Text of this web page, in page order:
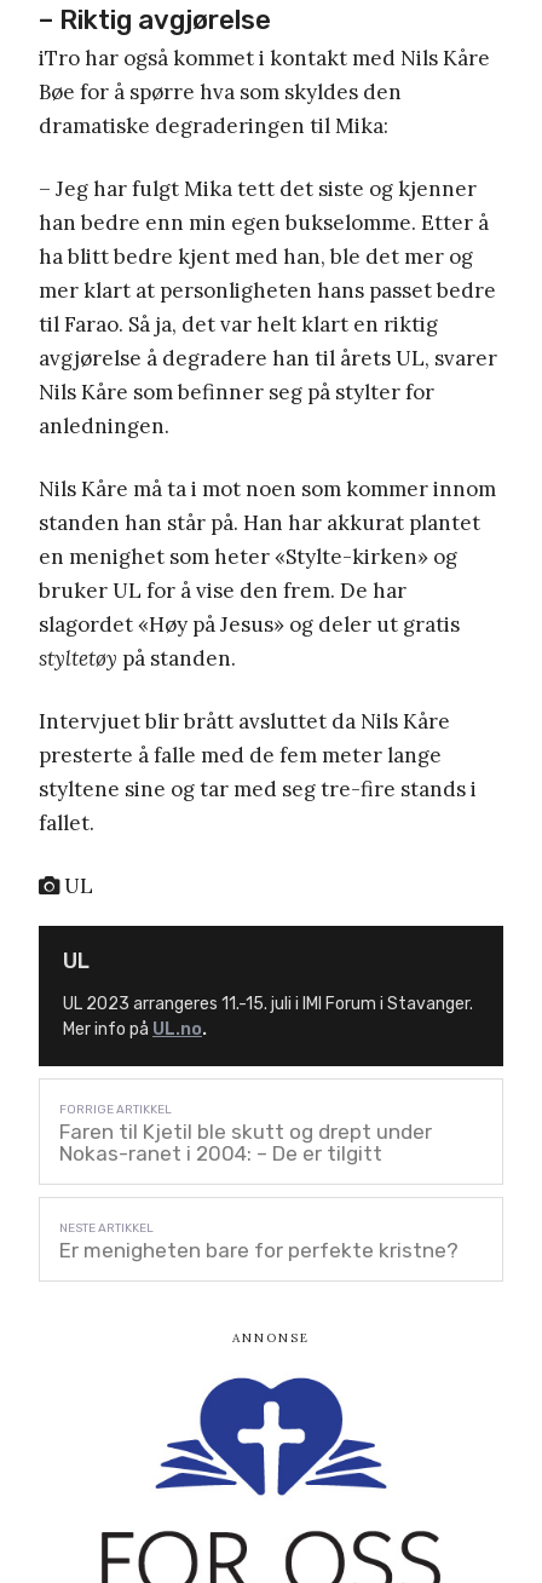
– Riktig avgjørelse
iTro har også kommet i kontakt med Nils Kåre
Bøe for å spørre hva som skyldes den
dramatiske degraderingen til Mika:
– Jeg har fulgt Mika tett det siste og kjenner
han bedre enn min egen bukselomme. Etter å
ha blitt bedre kjent med han, ble det mer og
mer klart at personligheten hans passet bedre
til Farao. Så ja, det var helt klart en riktig
avgjørelse å degradere han til årets UL, svarer
Nils Kåre som befinner seg på stylter for
anledningen.
Nils Kåre må ta i mot noen som kommer innom
standen han står på. Han har akkurat plantet
en menighet som heter «Stylte-kirken» og
bruker UL for å vise den frem. De har
slagordet «Høy på Jesus» og deler ut gratis
styltetøy på standen.
Intervjuet blir brått avsluttet da Nils Kåre
presterte å falle med de fem meter lange
styltene sine og tar med seg tre-fire stands i
fallet.
UL
UL
UL 2023 arrangeres 11.-15. juli i IMI Forum i Stavanger.
Mer info på UL.no.
Faren til Kjetil ble skutt og drept under
Nokas-ranet i 2004: – De er tilgitt
Er menigheten bare for perfekte kristne?